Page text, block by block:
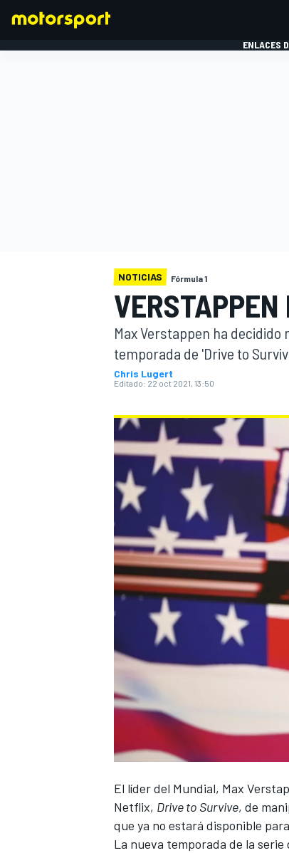
INDYCAR
WEC
ENLACES
NOTICIAS Fórmula 1
Max Verstappen ha
temporada de 'Drive to
Chris Lugert
Editado: 22 oct 2021, 13:50
El líder del Mundial, Max
Netflix, Drive to Survive, de
que ya no estará disponible
La nueva temporada de la